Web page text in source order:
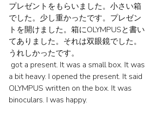
プレゼントをもらいました。小さい箱
でした。少し重かったです。プレゼン
トを開けました。箱にOLYMPUSと書い
てありました。それは双眼鏡でした。
うれしかったです。
a bit heavy. I opened the present. It said
OLYMPUS written on the box. It was
binoculars. I was happy.